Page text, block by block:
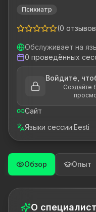
Психиатр
(0 отзывов
Обслуживает на
0 проведённых
Войдите,
Создайте
Сайт
Языки сессии:Eesti
Обзор Опыт
О